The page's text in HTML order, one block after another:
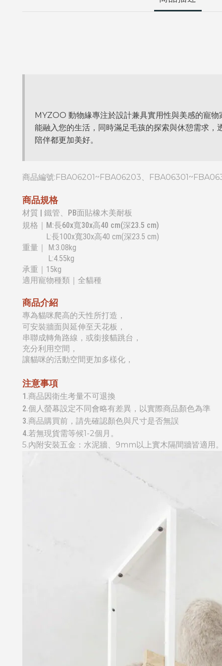
MYZOO 動物緣專注於設計兼具實用性與美感的寵
能融入您的生活，同時滿足毛孩的探索與休憩需求
陪伴都更加美好。
商品編號:FBA06201~FBA06203、
商品規格
材質 | 鐵管、PB面貼橡木美耐板
規格｜M:長60x寬30x高40 cm(深23.5 cm)
L:長100x寬30x高40 cm(深23.5 cm)
重量 ｜ M:3.08kg
L:4.55kg
承重 ｜15kg
適用寵物種類｜全貓種
商品介紹
專為貓咪爬高的天性所打造，
可安裝牆面與延伸至天花板，
串聯成轉角路線，或銜接貓跳台，
充分利用空間，
讓貓咪的活動空間更加多樣化，
注意事項
1.商品因衛生考量不可退換
2.個人螢幕設定不同會略有差異，以實際商品顏色為準
3.商品購買前，請先確認顏色與尺寸是否無誤
4.若無現貨需等候1-2個月 。
5.內附安裝五金： 水泥牆、9mm以上實木隔間牆皆適用